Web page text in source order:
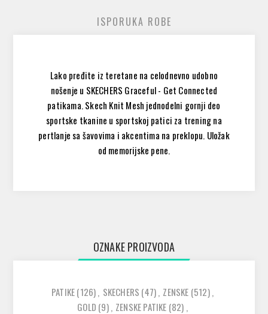
ISPORUKA ROBE
Lako pređite iz teretane na celodnevno udobno
nošenje u SKECHERS Graceful - Get Connected
patikama. Skech Knit Mesh jednodelni gornji deo
sportske tkanine u sportskoj patici za trening na
pertlanje sa šavovima i akcentima na preklopu. Uložak
od memorijske pene.
OZNAKE PROIZVODA
PATIKE(126), SKECHERS (47), ZENSKE (512),
GOLD (9), ZENSKE PATIKE (82) ,